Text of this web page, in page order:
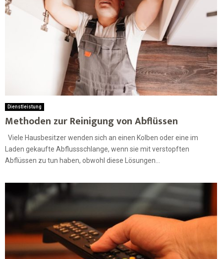
Dienstleistung
Methoden zur Reinigung von Abflüssen
Viele Hausbesitzer wenden sich an einen Kolben oder eine im
Laden gekaufte Abflussschlange, wenn sie mit verstopften
Abflüssen zu tun haben, obwohl diese Lösungen...